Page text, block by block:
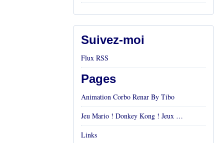
Suivez-moi
Flux RSS
Pages
Animation Corbo Renar By Tibo
Jeu Mario ! Donkey Kong ! Jeux vidéos Rétro !
Links